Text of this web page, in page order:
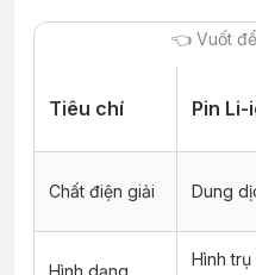
Tiêu chí Pin Li-
Chất điện giải Dung
Hình dạng
Hình trụ